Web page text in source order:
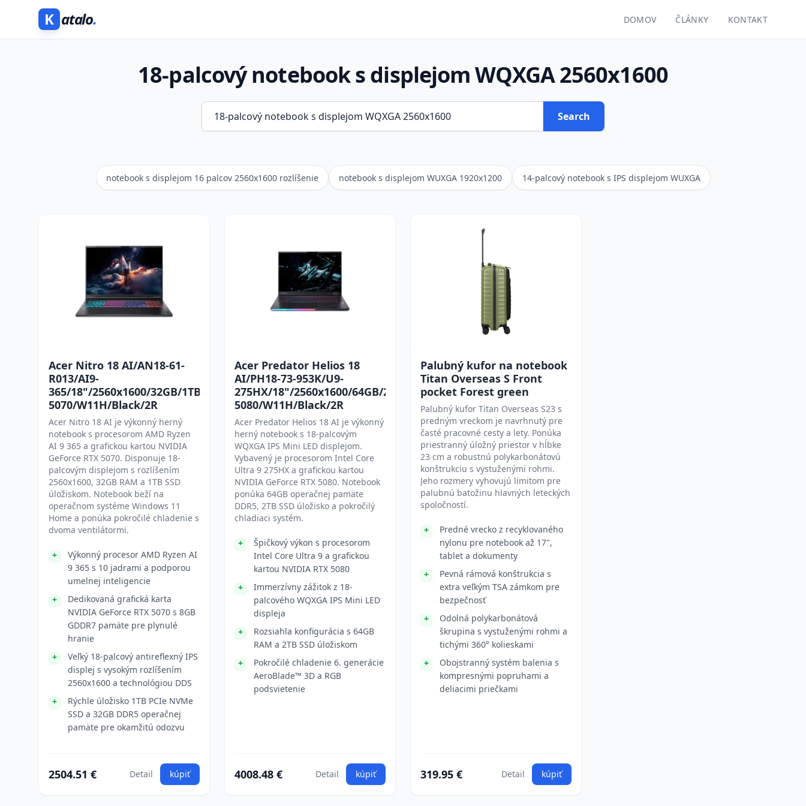
K atalo. DOMOV ČLÁNKY KONTAKT
18-palcový notebook s displejom WQXGA 2560x1600
Search
notebook s displejom 16 palcov 2560x1600 rozlíšenie notebook s displejom WUXGA 1920x1200 14-palcový notebook s IPS displejom WUXGA
Acer Nitro 18 AI/AN18-61-
R013/AI9-
365/18"/2560x1600/32GB/1TB/RTX
5070/W11H/Black/2R
Acer Nitro 18 AI je výkonný herný
notebook s procesorom AMD Ryzen
AI 9 365 a grafickou kartou NVIDIA
GeForce RTX 5070. Disponuje 18-
palcovým displejom s rozlíšením
2560x1600, 32GB RAM a 1TB SSD
úložiskom. Notebook beží na
operačnom systéme Windows 11
Home a ponúka pokročilé chladenie s
dvoma ventilátormi.
Výkonný procesor AMD Ryzen AI
9 365 s 10 jadrami a podporou
umelnej inteligencie
Dedikovaná grafická karta
NVIDIA GeForce RTX 5070 s 8GB
GDDR7 pamäte pre plynulé
hranie
Veľký 18-palcový antireflexný IPS
displej s vysokým rozlíšením
2560x1600 a technológiou DDS
Rýchle úložisko 1TB PCIe NVMe
SSD a 32GB DDR5 operačnej
pamäte pre okamžitú odozvu
2504.51 € Detail kúpiť
Acer Predator Helios 18
AI/PH18-73-953K/U9-
275HX/18"/2560x1600/64GB/2TB/RTX
5080/W11H/Black/2R
Acer Predator Helios 18 AI je výkonný
herný notebook s 18-palcovým
WQXGA IPS Mini LED displejom.
Vybavený je procesorom Intel Core
Ultra 9 275HX a grafickou kartou
NVIDIA GeForce RTX 5080. Notebook
ponúka 64GB operačnej pamäte
DDR5, 2TB SSD úložisko a pokročilý
chladiaci systém.
Špičkový výkon s procesorom
Intel Core Ultra 9 a grafickou
kartou NVIDIA RTX 5080
Immerzívny zážitok z 18-
palcového WQXGA IPS Mini LED
displeja
Rozsiahla konfigurácia s 64GB
RAM a 2TB SSD úložiskom
Pokročilé chladenie 6. generácie
AeroBlade™ 3D a RGB
podsvietenie
4008.48 € Detail kúpiť
Palubný kufor na notebook
Titan Overseas S Front
pocket Forest green
Palubný kufor Titan Overseas S23 s
predným vreckom je navrhnutý pre
časté pracovné cesty a lety. Ponúka
priestranný úložný priestor v hĺbke
23 cm a robustnú polykarbonátovú
konštrukciu s vystuženými rohmi.
Jeho rozmery vyhovujú limitom pre
palubnú batožinu hlavných leteckých
spoločností.
Predné vrecko z recyklovaného
nylonu pre notebook až 17",
tablet a dokumenty
Pevná rámová konštrukcia s
extra veľkým TSA zámkom pre
bezpečnosť
Odolná polykarbonátová
škrupina s vystuženými rohmi a
tichými 360° kolieskami
Obojstranný systém balenia s
kompresnými popruhami a
deliacimi priečkami
319.95 € Detail kúpiť